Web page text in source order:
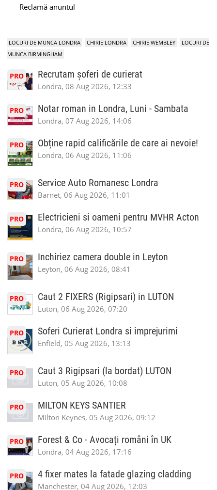
Reclamă anuntul
LOCURI DE MUNCA LONDRA CHIRIE LONDRA CHIRIE WEMBLEY
LOCURI DE
MUNCA BIRMINGHAM
PRO Recrutam șoferi de curierat
Londra, 08 Aug 2026, 12:33
PRO Notar roman in Londra, Luni - Sambata
Londra, 07 Aug 2026, 14:06
PRO Obține rapid calificările de care ai nevoie!
Londra, 06 Aug 2026, 11:06
PRO Service Auto Romanesc Londra
Barnet, 06 Aug 2026, 11:01
PRO Electricieni si oameni pentru MVHR Acton
Londra, 06 Aug 2026, 10:57
PRO Inchiriez camera double in Leyton
Leyton, 06 Aug 2026, 08:41
PRO Caut 2 FIXERS (Rigipsari) in LUTON
Luton, 06 Aug 2026, 07:20
PRO Soferi Curierat Londra si imprejurimi
Enfield, 05 Aug 2026, 13:13
PRO Caut 3 Rigipsari (la bordat) LUTON
Luton, 05 Aug 2026, 10:08
PRO MILTON KEYS SANTIER
Milton Keynes, 05 Aug 2026, 09:12
PRO Forest & Co - Avocați români în UK
Londra, 04 Aug 2026, 17:16
PRO 4 fixer mates la fatade glazing cladding
Manchester, 04 Aug 2026, 12:03